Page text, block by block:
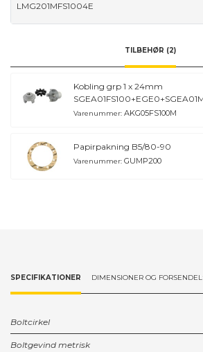
LMG201MFS1004E
TILBEHØR (2)
Kobling grp 1 x 24mm
Varenummer: AKG05FS100M
Papirpakning B5/80-90
Varenummer: GUMP200
SPECIFIKATIONER DIMENSIONER OG
Boltcirkel
Boltgevind metrisk